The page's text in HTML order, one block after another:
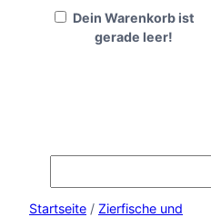
Dein Warenkorb ist
gerade leer!
Startseite / Zierfische und